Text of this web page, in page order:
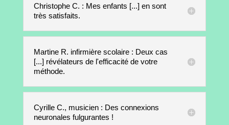
Christophe C. : Mes enfants [...] en sont
très satisfaits.
Martine R. infirmière scolaire : Deux cas
[...] révélateurs de l'efficacité de votre
méthode.
Cyrille C., musicien : Des connexions
neuronales fulgurantes !